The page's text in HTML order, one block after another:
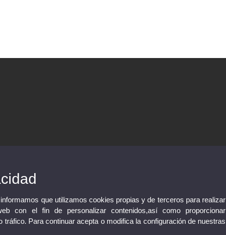
que utilizamos cookies propias y de terceros para realizar
con el fin de personalizar contenidos,así como proporcionar
Para continuar acepta o modifica la configuración de nuestras